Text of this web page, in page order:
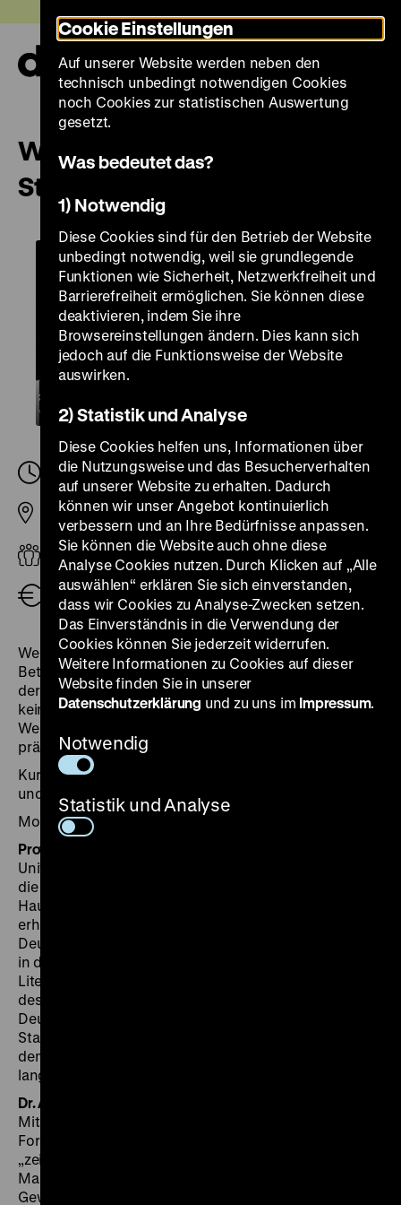
zum
Seiteninhalt
springen
Werkverlust: Stahlkrise und
Strukturwandel
Mittwoch, 17. Mai 2023, 18.30-20.00 Uhr
Pei-Bau
Erwachsene
Eintritt frei
Weißer Rauch aus Industrie-Schornsteinen;
Betriebsstilllegungen und Entlassungen nur jenseits
der Kamera: Umweltschäden und Strukturwandel sind
keine Themen für Unternehmenskommunikation.
Welche Entwicklungen von Stahl- bis Wirtschaftskrise
prägten die Zeit, wurden aber nicht abgebildet?
Kurzvorträge und Gespräch mit Prof. Dr. Lutz Raphael
und Dr. Annette Schuhmann
Moderation: Carola Jüllig, Kuratorin
Prof. Dr. Lutz Raphael
Universität Trier; Gastprofessuren führten ihn u.a. an
die London School of Economics und die Ecole des
Hautes Etudes en Sciences Sociales in Paris. 2013
erhielt er den Gottfried Wilhelm Leibniz Preis der
Deutschen Forschungsgemeinschaft; 2014 wurde er
in die Mainzer Akademie der Wissenschaften und der
Literatur aufgenommen. Seit 2021 ist er Vorsitzender
des Verbandes der Historiker und Historikerinnen
Deutschlands. Sein Buch „Jenseits von Kohle und
Stahl. Gesellschaftsgeschichte Westeuropas nach
dem Boom“ erschien 2019 bei Suhrkamp und stand
lange auf der Sachbuch-Bestenliste.
Dr. Annette Schuhmann
Mitarbeiterin am Leibniz-Zentrum für Zeithistorische
Forschung Potsdam und dort u.a. Projektleiterin von
„zeitgeschichte | online“. Ihre Doktorarbeit „Kulturelle
Massenarbeit im sozialistischen Betrieb.
Gewerkschaftliche Kulturarbeit in der staatlichen
Cookie Einstellungen
Auf unserer Website werden neben den
technisch unbedingt notwendigen Cookies
noch Cookies zur statistischen Auswertung
gesetzt.
Was bedeutet das?
1) Notwendig
Diese Cookies sind für den Betrieb der Website
unbedingt notwendig, weil sie grundlegende
Funktionen wie Sicherheit, Netzwerkfreiheit und
Barrierefreiheit ermöglichen. Sie können diese
deaktivieren, indem Sie ihre
Browsereinstellungen ändern. Dies kann sich
jedoch auf die Funktionsweise der Website
auswirken.
2) Statistik und Analyse
Diese Cookies helfen uns, Informationen über
die Nutzungsweise und das Besucherverhalten
auf unserer Website zu erhalten. Dadurch
können wir unser Angebot kontinuierlich
verbessern und an Ihre Bedürfnisse anpassen.
Sie können die Website auch ohne diese
Analyse Cookies nutzen. Durch Klicken auf „Alle
auswählen“ erklären Sie sich einverstanden,
dass wir Cookies zu Analyse-Zwecken setzen.
Das Einverständnis in die Verwendung der
Cookies können Sie jederzeit widerrufen.
Weitere Informationen zu Cookies auf dieser
Website finden Sie in unserer
Datenschutzerklärung und zu uns im Impressum.
Notwendig
Statistik und Analyse